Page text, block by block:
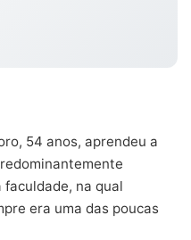
54 anos, aprendeu a
faculdade, na qual
era uma das poucas